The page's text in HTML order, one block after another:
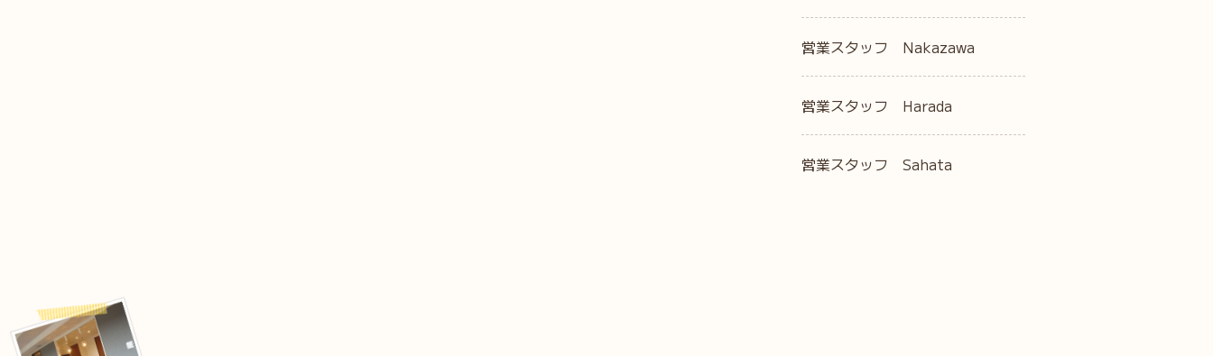
営業スタッフ Nakazawa
営業スタッフ Harada
営業スタッフ Sahata